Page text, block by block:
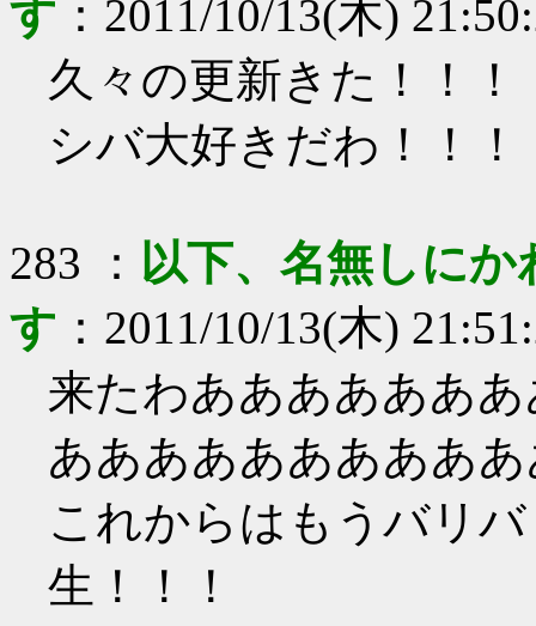
す ： 2011/10/13(木)
久々の更新きた！！！
シバ大好きだわ！！
283 ： 以下、名無しに
す ： 2011/10/13(木)
来たわああああああ
あああああああああ
これからはもうバリ
生！！！